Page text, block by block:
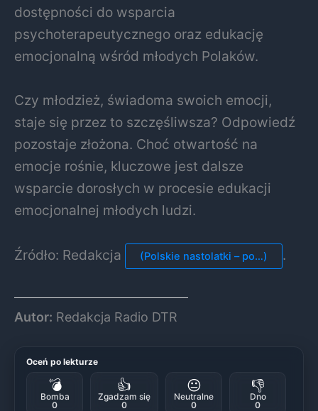
dostępności do wsparcia
psychoterapeutycznego oraz edukację
emocjonalną wśród młodych Polaków.
Czy młodzież, świadoma swoich emocji,
staje się przez to szczęśliwsza? Odpowiedź
pozostaje złożona. Choć otwartość na
emocje rośnie, kluczowe jest dalsze
wsparcie dorosłych w procesie edukacji
emocjonalnej młodych ludzi.
Źródło: Redakcja ​ (Polskie nastolatki – po…) .
Autor: Redakcja Radio DTR
Oceń po lekturze
💣
Bomba
0
👍
Zgadzam się
0
😐
Neutralne
0
👎
Dno
0